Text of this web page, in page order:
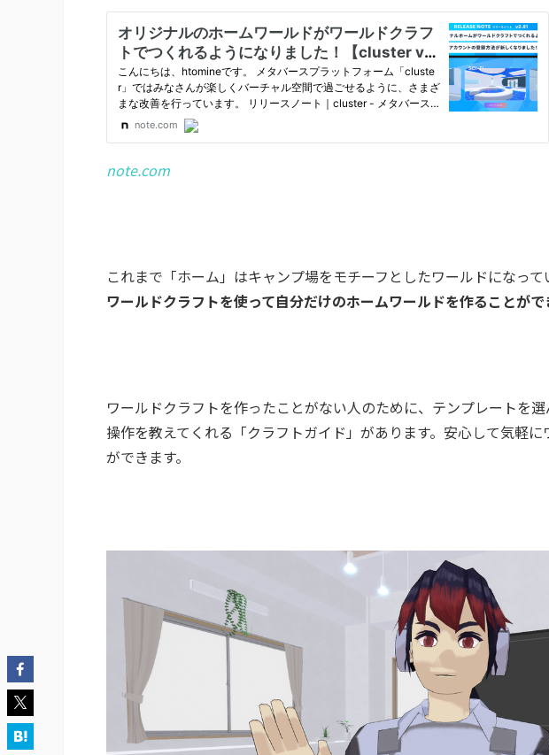
note.com
これまで「ホーム」はキャンプ場をモチーフとしたワールドになっ
ワールドクラフトを使って自分だけのホームワールドを作ることがで
ワールドクラフトを作ったことがない人のために、テンプレートを
操作を教えてくれる「クラフトガイド」があります。安心して気軽
ができます。